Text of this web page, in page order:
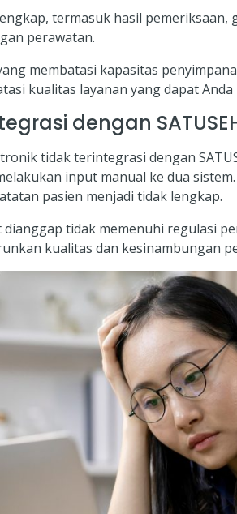
termasuk hasil
perawatan.
membatasi kapasitas
kualitas layanan yang dapat Anda
dengan
tidak terintegrasi dengan
input manual ke dua
pasien menjadi tidak lengkap.
tidak memenuhi regulasi
kualitas dan kesinambungan